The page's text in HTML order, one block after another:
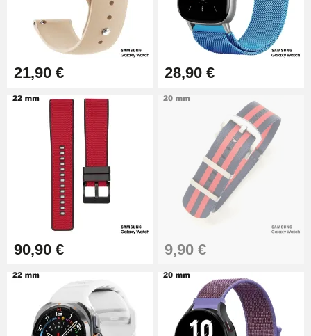
21,90 € 28,90 €
90,90 € 9,90 €